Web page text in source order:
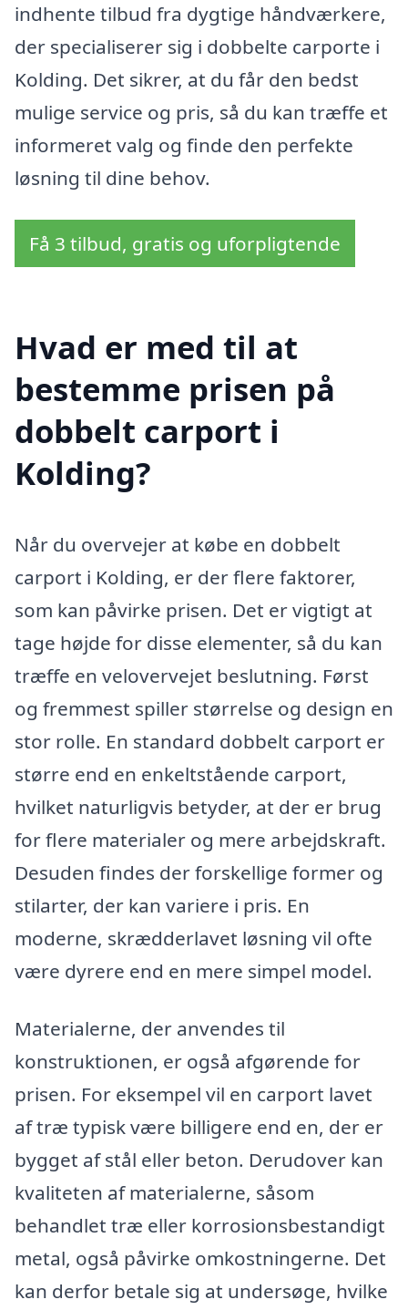
indhente tilbud fra dygtige håndværkere,
der specialiserer sig i dobbelte carporte i
Kolding. Det sikrer, at du får den bedst
mulige service og pris, så du kan træffe et
informeret valg og finde den perfekte
løsning til dine behov.
Få 3 tilbud, gratis og uforpligtende
Hvad er med til at
bestemme prisen på
dobbelt carport i
Kolding?
Når du overvejer at købe en dobbelt
carport i Kolding, er der flere faktorer,
som kan påvirke prisen. Det er vigtigt at
tage højde for disse elementer, så du kan
træffe en velovervejet beslutning. Først
og fremmest spiller størrelse og design en
stor rolle. En standard dobbelt carport er
større end en enkeltstående carport,
hvilket naturligvis betyder, at der er brug
for flere materialer og mere arbejdskraft.
Desuden findes der forskellige former og
stilarter, der kan variere i pris. En
moderne, skrædderlavet løsning vil ofte
være dyrere end en mere simpel model.
Materialerne, der anvendes til
konstruktionen, er også afgørende for
prisen. For eksempel vil en carport lavet
af træ typisk være billigere end en, der er
bygget af stål eller beton. Derudover kan
kvaliteten af materialerne, såsom
behandlet træ eller korrosionsbestandigt
metal, også påvirke omkostningerne. Det
kan derfor betale sig at undersøge, hvilke